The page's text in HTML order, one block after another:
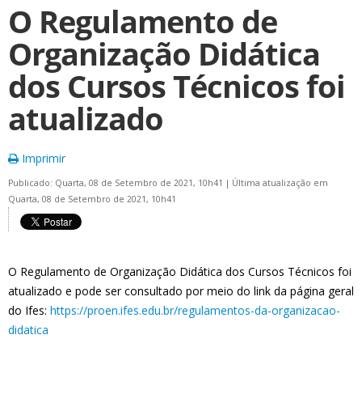
O Regulamento de
Organização Didática
dos Cursos Técnicos foi
atualizado
Imprimir
Publicado: Quarta, 08 de Setembro de 2021, 10h41 | Última atualização em
Quarta, 08 de Setembro de 2021, 10h41
O Regulamento de Organização Didática dos Cursos Técnicos foi
atualizado e pode ser consultado por meio do link da página geral
do Ifes: https://proen.ifes.edu.br/regulamentos-da-organizacao-
didatica